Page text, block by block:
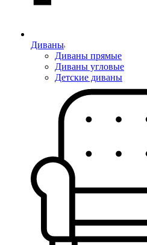
Диваны
Диваны прямые
Диваны угловые
Детские диваны